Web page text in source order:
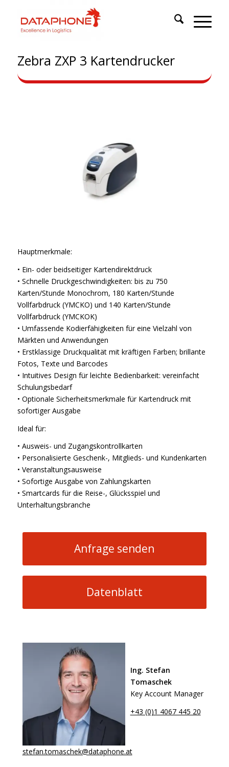
Zebra ZXP 3 Kartendrucker
Hauptmerkmale:
• Ein- oder beidseitiger Kartendirektdruck
• Schnelle Druckgeschwindigkeiten: bis zu 750
Karten/Stunde Monochrom, 180 Karten/Stunde
Vollfarbdruck (YMCKO) und 140 Karten/Stunde
Vollfarbdruck (YMCKOK)
• Umfassende Kodierfähigkeiten für eine Vielzahl von
Märkten und Anwendungen
• Erstklassige Druckqualität mit kräftigen Farben; brillante
Fotos, Texte und Barcodes
• Intuitives Design für leichte Bedienbarkeit: vereinfacht
Schulungsbedarf
• Optionale Sicherheitsmerkmale für Kartendruck mit
sofortiger Ausgabe
Ideal für:
• Ausweis- und Zugangskontrollkarten
• Personalisierte Geschenk-, Mitglieds- und Kundenkarten
• Veranstaltungsausweise
• Sofortige Ausgabe von Zahlungskarten
• Smartcards für die Reise-, Glücksspiel und
Unterhaltungsbranche
Anfrage senden
Datenblatt
Ing. Stefan
Tomaschek
Key Account Manager
+43 (0)1 4067 445 20
stefan.tomaschek@dataphone.at